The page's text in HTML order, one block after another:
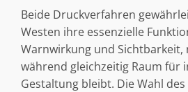
Beide Druckverfahren
Westen ihre essenzielle
Warnwirkung und Sichtbarkeit,
während gleichzeitig Raum für
Gestaltung bleibt. Die Wahl